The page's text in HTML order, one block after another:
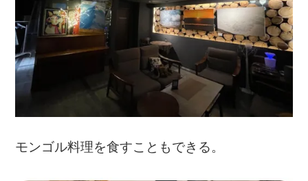
モンゴル料理を食すこともできる。